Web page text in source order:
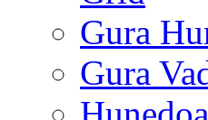
Gura
Gura